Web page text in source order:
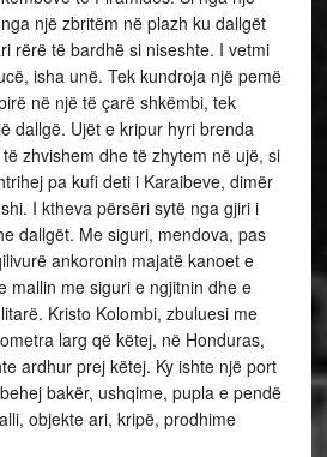
një zbritëm në plazh ku dallgët
rërë të bardhë si niseshte. I vetmi
isha unë. Tek kundroja një pemë
në një të çarë shkëmbi, tek
dallgë. Ujët e kripur hyri brenda
zhvishem dhe të zhytem në ujë, si
pa kufi deti i Karaibeve, dimër
I ktheva përsëri sytë nga gjiri i
dallgët. Me siguri, mendova, pas
ankoronin majatë kanoet e
mallin me siguri e ngjitnin dhe e
Kristo Kolombi, zbuluesi me
larg që këtej, në Honduras,
ardhur prej këtej. Ky ishte një port
bakër, ushqime, pupla e pendë
objekte ari, kripë, prodhime